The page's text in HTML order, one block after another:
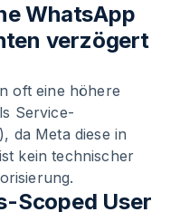
WhatsApp
verzögert
oft eine höhere
Service-
da Meta diese in
kein technischer
Scoped User